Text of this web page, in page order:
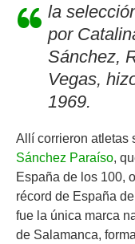
la
por
Sánchez,
Vegas,
1969.
Allí corrieron atletas
Sánchez Paraíso,
España de los 100,
récord de España
fue la única marca
de Salamanca,